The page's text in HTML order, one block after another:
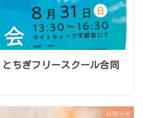
とちぎフリースクール合同
お知らせ